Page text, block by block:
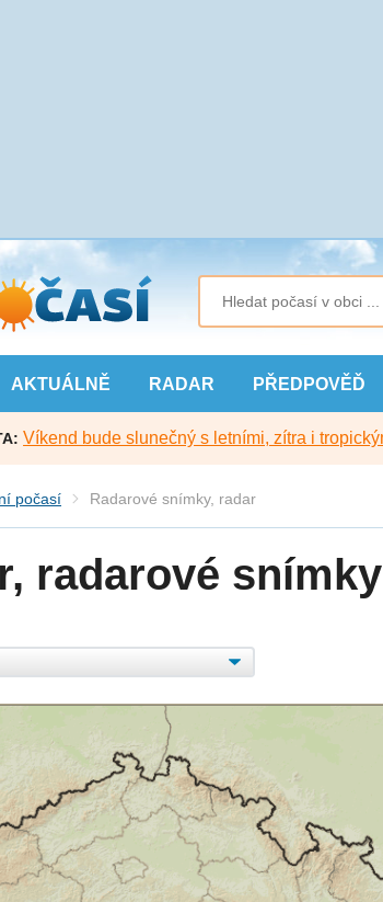
AKTUÁLNĚ RADAR PŘEDPOVĚĎ
Víkend bude slunečný s letními, zítra i
počasí Radarové snímky, radar
radarové snímky